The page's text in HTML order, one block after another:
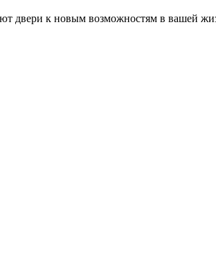
двери к новым возможностям в вашей